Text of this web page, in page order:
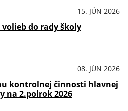
15. JÚN 2026
volieb do rady školy
08. JÚN 2026
kontrolnej činnosti hlavnej
na 2.polrok 2026